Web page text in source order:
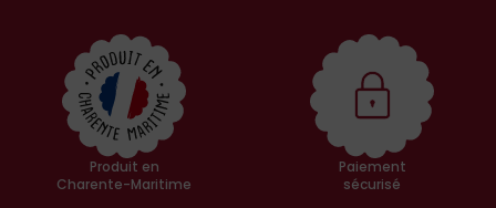
Produit en
Charente-Maritime
Paiement
sécurisé